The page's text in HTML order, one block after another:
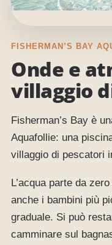
FISHERMAN’S BAY
Onde e
villaggio
Fisherman’s Bay è
Aquafollie: una
villaggio di pescatori
L’acqua parte da
anche i bambini più
graduale. Si può
camminare sul